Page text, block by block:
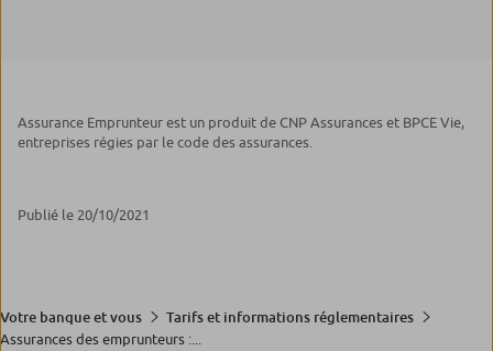
Assurance Emprunteur est un produit de CNP Assurances et BPCE Vie,
entreprises régies par le code des assurances.
Publié le 20/10/2021
Votre banque et vous
Tarifs et informations réglementaires
Assurances des emprunteurs :...